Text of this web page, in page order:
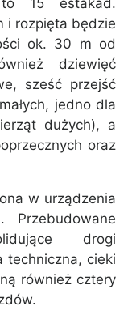
15 estakad.
i rozpięta będzie
ok. 30 m od
dziewięć
sześć przejść
jedno dla
dużych), a
oraz
w urządzenia
Przebudowane
drogi
techniczna, cieki
również cztery